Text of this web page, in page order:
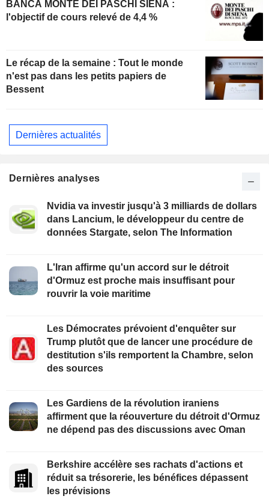
BANCA MONTE DEI PASCHI SIENA :
l'objectif de cours relevé de 4,4 %
Le récap de la semaine : Tout le monde
n'est pas dans les petits papiers de
Bessent
Dernières actualités
Dernières analyses
Nvidia va investir jusqu'à 3 milliards de dollars
dans Lancium, le développeur du centre de
données Stargate, selon The Information
L'Iran affirme qu'un accord sur le détroit
d'Ormuz est proche mais insuffisant pour
rouvrir la voie maritime
Les Démocrates prévoient d'enquêter sur
Trump plutôt que de lancer une procédure de
destitution s'ils remportent la Chambre, selon
des sources
Les Gardiens de la révolution iraniens
affirment que la réouverture du détroit d'Ormuz
ne dépend pas des discussions avec Oman
Berkshire accélère ses rachats d'actions et
réduit sa trésorerie, les bénéfices dépassent
les prévisions